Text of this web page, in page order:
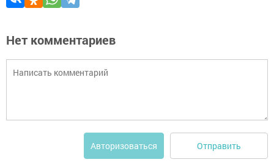
Нет комментариев
Авторизоваться Отправить